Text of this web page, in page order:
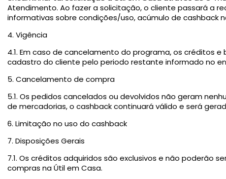
Atendimento. Ao fazer a solicitação, o cliente passará a
informativas sobre condições/uso, acúmulo de cashback
4. Vigência
4.1. Em caso de cancelamento do programa, os créditos
cadastro do cliente pelo periodo restante informado no
5. Cancelamento de compra
5.1. Os pedidos cancelados ou devolvidos não geram
de mercadorias, o cashback continuará válido e será
6. Limitação no uso do cashback
7. Disposições Gerais
7.1. Os créditos adquiridos são exclusivos e não poderão
compras na Útil em Casa.